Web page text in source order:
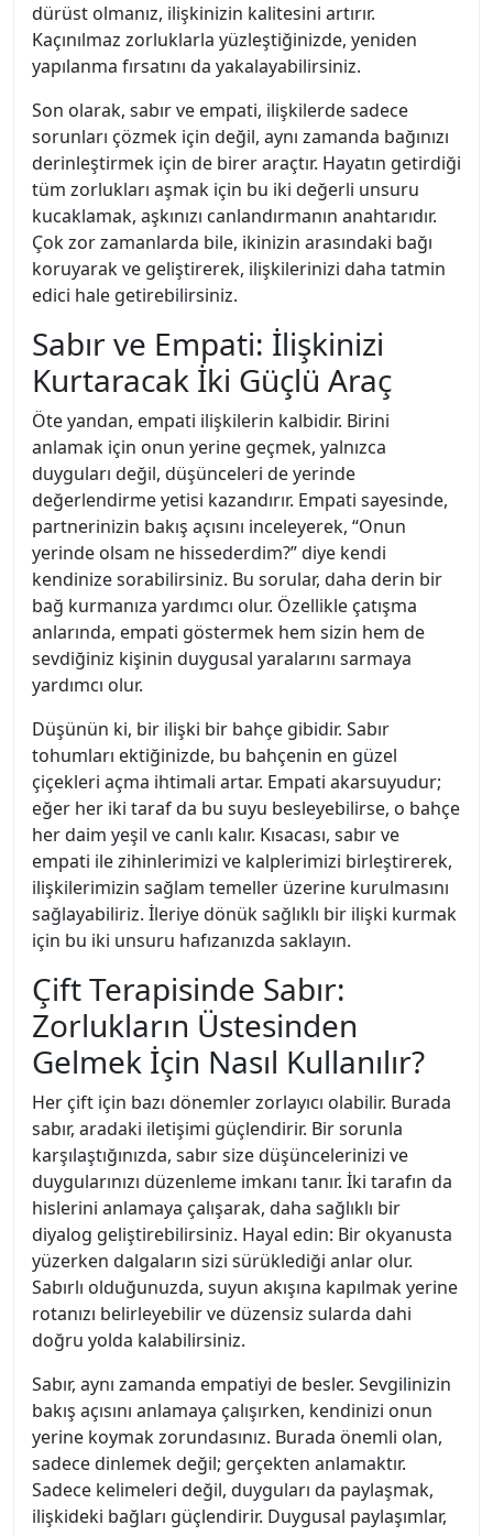
dürüst olmanız, ilişkinizin kalitesini artırır.
Kaçınılmaz zorluklarla yüzleştiğinizde, yeniden
yapılanma fırsatını da yakalayabilirsiniz.
Son olarak, sabır ve empati, ilişkilerde sadece
sorunları çözmek için değil, aynı zamanda bağınızı
derinleştirmek için de birer araçtır. Hayatın getirdiği
tüm zorlukları aşmak için bu iki değerli unsuru
kucaklamak, aşkınızı canlandırmanın anahtarıdır.
Çok zor zamanlarda bile, ikinizin arasındaki bağı
koruyarak ve geliştirerek, ilişkilerinizi daha tatmin
edici hale getirebilirsiniz.
Sabır ve Empati: İlişkinizi
Kurtaracak İki Güçlü Araç
Öte yandan, empati ilişkilerin kalbidir. Birini
anlamak için onun yerine geçmek, yalnızca
duyguları değil, düşünceleri de yerinde
değerlendirme yetisi kazandırır. Empati sayesinde,
partnerinizin bakış açısını inceleyerek, “Onun
yerinde olsam ne hissederdim?” diye kendi
kendinize sorabilirsiniz. Bu sorular, daha derin bir
bağ kurmanıza yardımcı olur. Özellikle çatışma
anlarında, empati göstermek hem sizin hem de
sevdiğiniz kişinin duygusal yaralarını sarmaya
yardımcı olur.
Düşünün ki, bir ilişki bir bahçe gibidir. Sabır
tohumları ektiğinizde, bu bahçenin en güzel
çiçekleri açma ihtimali artar. Empati akarsuyudur;
eğer her iki taraf da bu suyu besleyebilirse, o bahçe
her daim yeşil ve canlı kalır. Kısacası, sabır ve
empati ile zihinlerimizi ve kalplerimizi birleştirerek,
ilişkilerimizin sağlam temeller üzerine kurulmasını
sağlayabiliriz. İleriye dönük sağlıklı bir ilişki kurmak
için bu iki unsuru hafızanızda saklayın.
Çift Terapisinde Sabır:
Zorlukların Üstesinden
Gelmek İçin Nasıl Kullanılır?
Her çift için bazı dönemler zorlayıcı olabilir. Burada
sabır, aradaki iletişimi güçlendirir. Bir sorunla
karşılaştığınızda, sabır size düşüncelerinizi ve
duygularınızı düzenleme imkanı tanır. İki tarafın da
hislerini anlamaya çalışarak, daha sağlıklı bir
diyalog geliştirebilirsiniz. Hayal edin: Bir okyanusta
yüzerken dalgaların sizi sürüklediği anlar olur.
Sabırlı olduğunuzda, suyun akışına kapılmak yerine
rotanızı belirleyebilir ve düzensiz sularda dahi
doğru yolda kalabilirsiniz.
Sabır, aynı zamanda empatiyi de besler. Sevgilinizin
bakış açısını anlamaya çalışırken, kendinizi onun
yerine koymak zorundasınız. Burada önemli olan,
sadece dinlemek değil; gerçekten anlamaktır.
Sadece kelimeleri değil, duyguları da paylaşmak,
ilişkideki bağları güçlendirir. Duygusal paylaşımlar,